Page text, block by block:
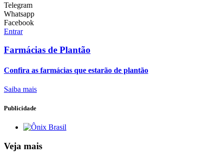
Telegram
Whatsapp
Facebook
Entrar
Farmácias de Plantão
Confira as farmácias que estarão de plantão
Saiba mais
Publicidade
Veja mais